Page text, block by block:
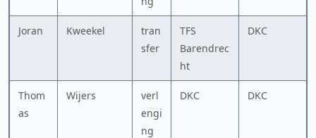
Joran Kweekel
tran
sfer
TFS
Barendrec
ht
DKC
Thom
as
Wijers
verl
engi
ng
DKC DKC